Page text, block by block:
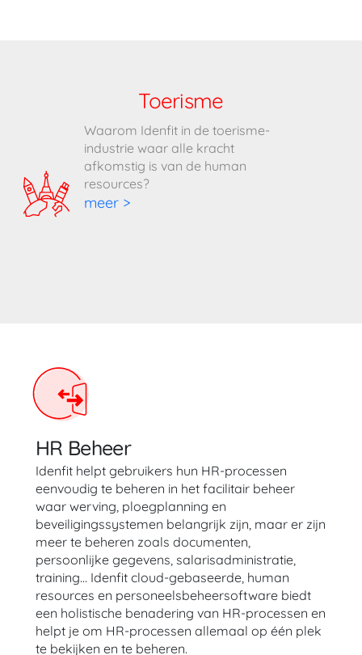
Toerisme
Waarom Idenfit in de toerisme-
industrie waar alle kracht
afkomstig is van de human
resources?
meer >
HR Beheer
Idenfit helpt gebruikers hun HR-processen
eenvoudig te beheren in het facilitair beheer
waar werving, ploegplanning en
beveiligingssystemen belangrijk zijn, maar er zijn
meer te beheren zoals documenten,
persoonlijke gegevens, salarisadministratie,
training… Idenfit cloud-gebaseerde, human
resources en personeelsbeheersoftware biedt
een holistische benadering van HR-processen en
helpt je om HR-processen allemaal op één plek
te bekijken en te beheren.